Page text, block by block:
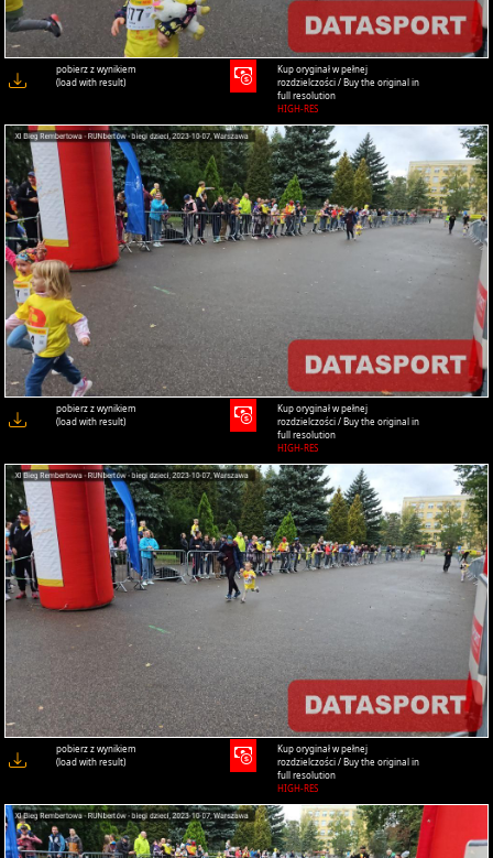
pobierz z wynikiem
(load with result)
Kup oryginał w pełnej
rozdzielczości / Buy the original in
full resolution
HIGH-RES
pobierz z wynikiem
(load with result)
Kup oryginał w pełnej
rozdzielczości / Buy the original in
full resolution
HIGH-RES
pobierz z wynikiem
(load with result)
Kup oryginał w pełnej
rozdzielczości / Buy the original in
full resolution
HIGH-RES